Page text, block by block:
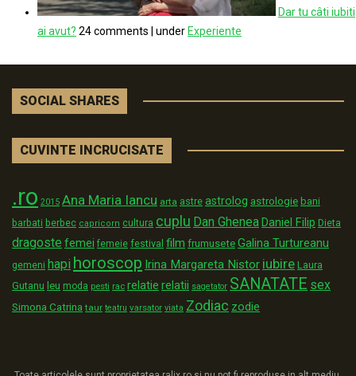
Dar tu câti iubiti
ai avut? 24 comments under Experiente
SOCIAL SHARES
CUVINTE INCRUCISATE
.ro 2015 Ana Maria Iancu arta astre astrolog astrologie bani
barbati berbec capricorn cultura cuplu Dan GheneaDaniel Filip Dieta
dragoste femei femeie festival film frumusete Galina Turtureanu
gemeni hapi horoscop Irina Margareta Nistor iubire Laura
Gutanu leu moda pesti rac relatie relatii sagetator SANATATE sex
Simona Catrina taur teatru varsator viata Zodiac zodie